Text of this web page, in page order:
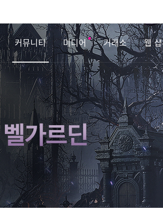
커뮤니티 미디어 거래소 웹 샵